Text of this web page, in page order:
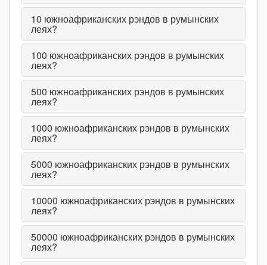
10 южноафриканских рэндов в румынских
леях?
100 южноафриканских рэндов в румынских
леях?
500 южноафриканских рэндов в румынских
леях?
1000 южноафриканских рэндов в румынских
леях?
5000 южноафриканских рэндов в румынских
леях?
10000 южноафриканских рэндов в румынских
леях?
50000 южноафриканских рэндов в румынских
леях?